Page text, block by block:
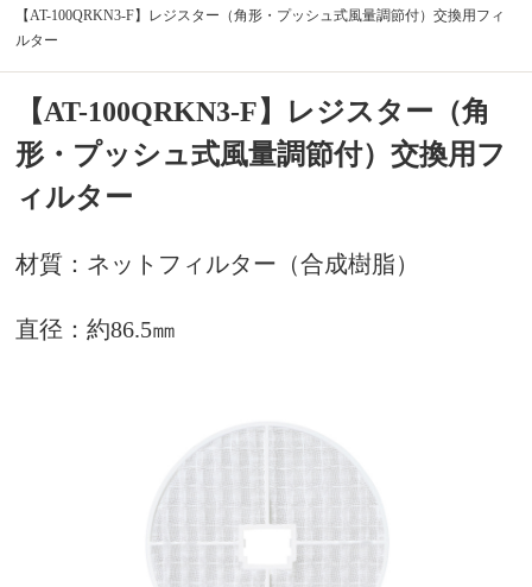
【AT-100QRKN3-F】レジスター（角形・プッシュ式風量調節付）交換用フィ
ルター
【AT-100QRKN3-F】レジスター（角
形・プッシュ式風量調節付）交換用フ
ィルター
材質：ネットフィルター（合成樹脂）
直径：約86.5㎜